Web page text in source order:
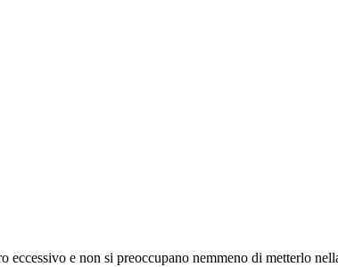
e non si preoccupano nemmeno di metterlo